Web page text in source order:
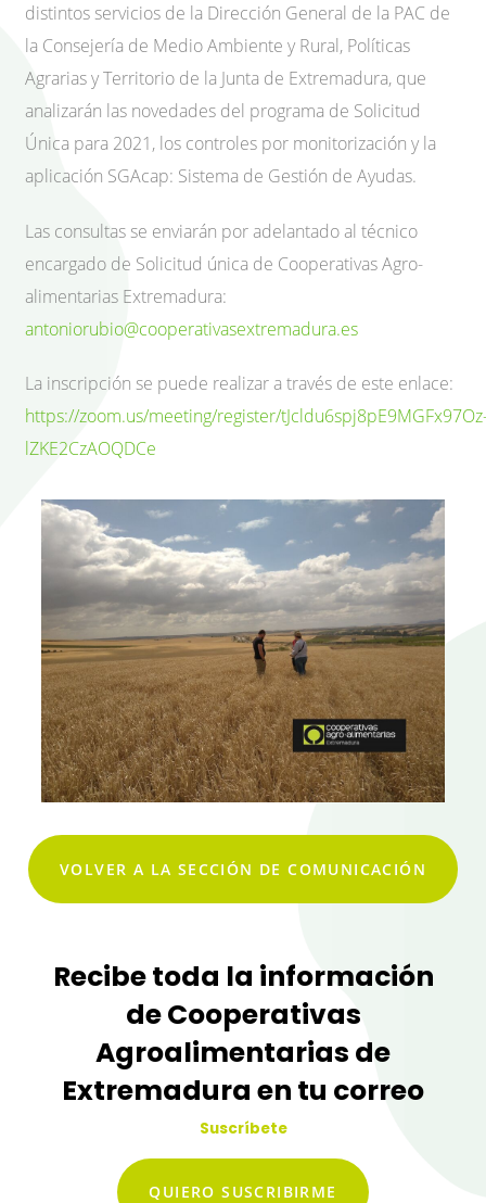
distintos servicios de la Dirección General de la PAC de
la Consejería de Medio Ambiente y Rural, Políticas
Agrarias y Territorio de la Junta de Extremadura, que
analizarán las novedades del programa de Solicitud
Única para 2021, los controles por monitorización y la
aplicación SGAcap: Sistema de Gestión de Ayudas.
Las consultas se enviarán por adelantado al técnico
encargado de Solicitud única de Cooperativas Agro-
alimentarias Extremadura:
antoniorubio@cooperativasextremadura.es
La inscripción se puede realizar a través de este enlace:
https://zoom.us/meeting/register/
lZKE2CzAOQDCe
VOLVER A LA SECCIÓN DE COMUNICACIÓN
Recibe toda la información
de Cooperativas
Agroalimentarias de
Extremadura en tu correo
Suscríbete
QUIERO SUSCRIBIRME